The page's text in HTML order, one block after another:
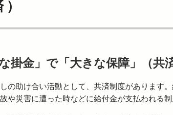
な掛金」で「大きな保障」（共
の助け合い活動として、共済制度があります
や災害に遭った時などに給付金が支払われる制